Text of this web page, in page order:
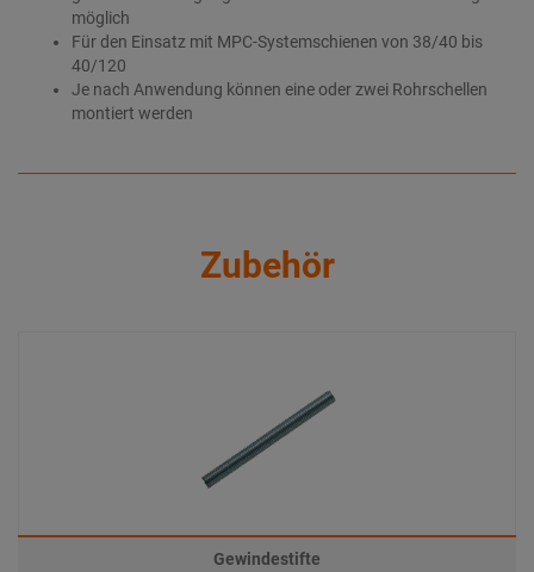
möglich
Für den Einsatz mit MPC-Systemschienen von 38/40 bis
40/120
Je nach Anwendung können eine oder zwei Rohrschellen
montiert werden
Zubehör
Gewindestifte